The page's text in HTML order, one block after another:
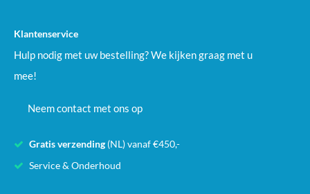
Klantenservice
Hulp nodig met uw bestelling? We kijken graag met u
mee!
Neem contact met ons op
Gratis verzending (NL) vanaf €450,-
Service & Onderhoud